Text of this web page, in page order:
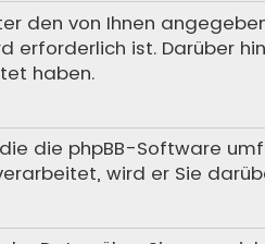
den von Ihnen
ist. Darüber
haben.
die phpBB-Software
wird er Sie